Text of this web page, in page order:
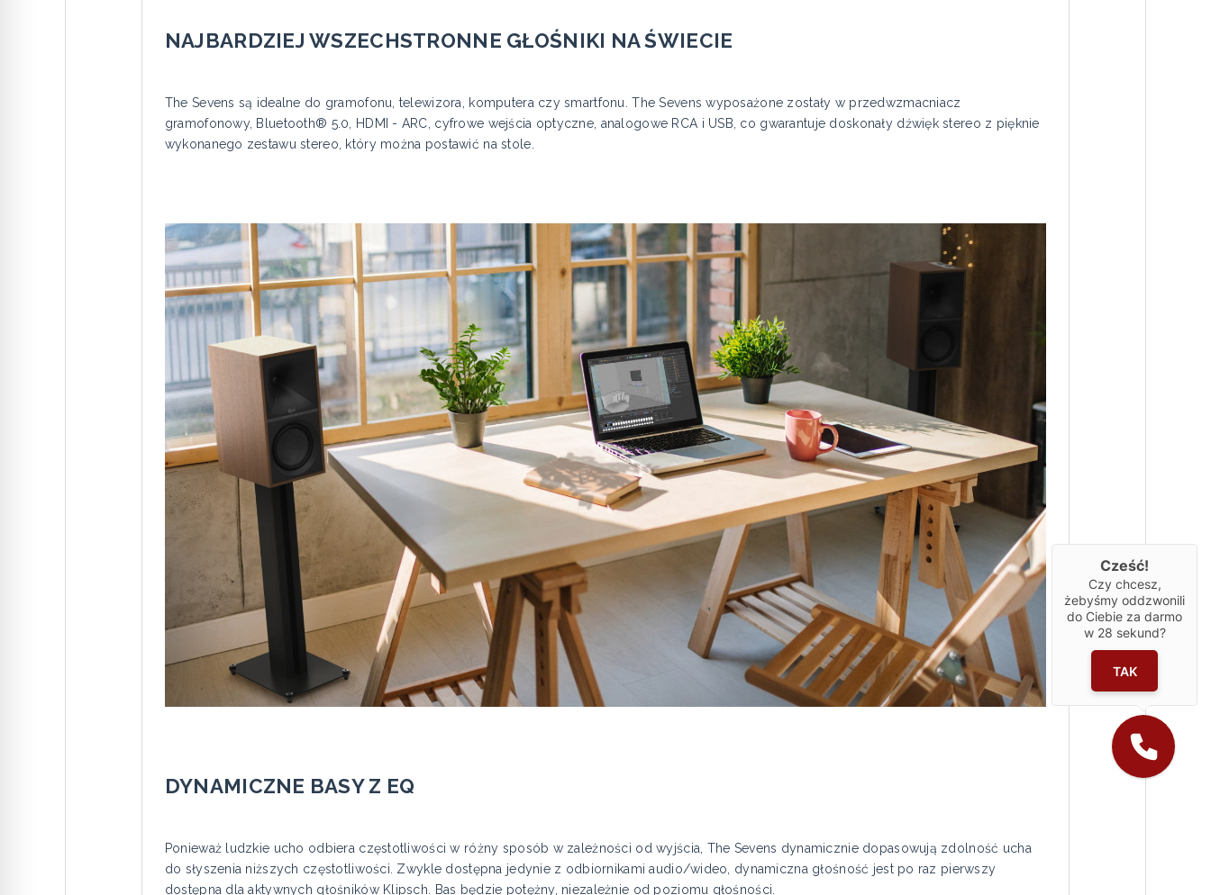
NAJBARDZIEJ WSZECHSTRONNE GŁOŚNIKI NA ŚWIECIE
The Sevens są idealne do gramofonu, telewizora, komputera czy smartfonu. The Sevens wyposażone zostały w przedwzmacniacz
gramofonowy, Bluetooth® 5.0, HDMI - ARC, cyfrowe wejścia optyczne, analogowe RCA i USB, co gwarantuje doskonały dźwięk stereo z pięknie
wykonanego zestawu stereo, który można postawić na stole.
DYNAMICZNE BASY Z EQ
Ponieważ ludzkie ucho odbiera częstotliwości w różny sposób w zależności od wyjścia, The Sevens dynamicznie dopasowują zdolność ucha
do słyszenia niższych częstotliwości. Zwykle dostępna jedynie z odbiornikami audio/wideo, dynamiczna głośność jest po raz pierwszy
dostępna dla aktywnych głośników Klipsch. Bas będzie potężny, niezależnie od poziomu głośności.
Cześć!
Czy chcesz,
żebyśmy oddzwonili
do Ciebie za darmo
w 28 sekund?
TAK